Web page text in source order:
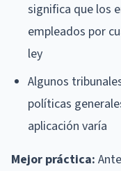
significa que los
empleados por
ley
Algunos
políticas
aplicación varía
Mejor práctica: